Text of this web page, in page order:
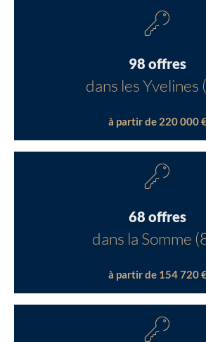
98 offres
dans les Yvelines
à partir de 220 000
68 offres
dans la Somme
à partir de 154 720